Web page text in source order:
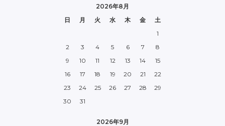
2026年8月
日
月 火 水 木 金
土
1
2
3 4 5 6 7
8
9
10 11 12 13 14
15
16
17 18 19 20 21
22
23
24 25 26 27 28
29
30
31
2026年9月